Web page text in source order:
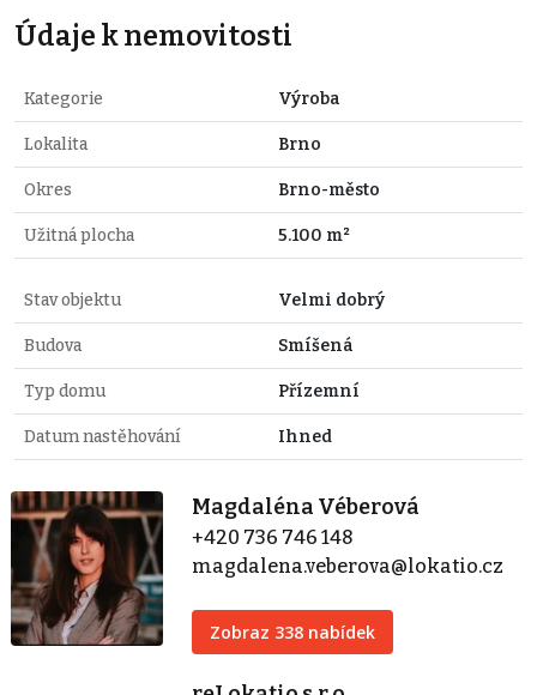
Údaje k nemovitosti
Kategorie Výroba
Lokalita Brno
Okres Brno-město
Užitná plocha 5.100 m²
Stav objektu Velmi dobrý
Budova Smíšená
Typ domu Přízemní
Datum nastěhování Ihned
Magdaléna Véberová
+420 736 746 148
magdalena.veberova@lokatio.cz
Zobraz 338 nabídek